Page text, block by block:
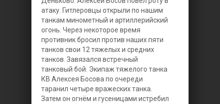
атаку. Гитлеровцы открыли по нашим
танкам минометный и артиллерийский
огонь. Через некоторое время
противник бросил против наших пяти
танков свои 12 тяжелых и средних
танков. Завязался встречный
танковый бой. Экипаж тяжелого танка
КВ Алексея Босова по очереди
таранил четыре вражеских танка.
Затем он огнём и гусеницами истребил